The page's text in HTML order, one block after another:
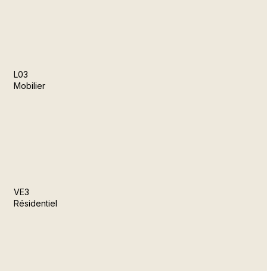
L03
Mobilier
VE3
Résidentiel